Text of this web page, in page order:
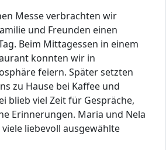
Messe verbrachten wir
und Freunden einen
Beim Mittagessen in einem
konnten wir in
feiern. Später setzten
zu Hause bei Kaffee und
blieb viel Zeit für Gespräche,
Erinnerungen. Maria und Nela
liebevoll ausgewählte